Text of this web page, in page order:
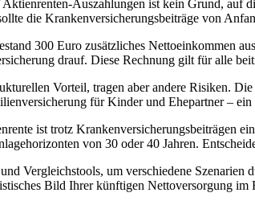
Auszahlungen ist kein Grund, auf
die Krankenversicherungsbeiträge von
300 Euro zusätzliches Nettoeinkommen
drauf. Diese Rechnung gilt für alle
Vorteil, tragen aber andere Risiken.
für Kinder und Ehepartner –
ist trotz Krankenversicherungsbeiträgen
von 30 oder 40 Jahren.
Vergleichstools, um verschiedene
Bild Ihrer künftigen Nettoversorgung im